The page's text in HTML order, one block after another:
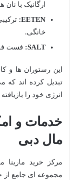
ارگانیک با نان
EETEN:
خانگی.
SALT:
فست
این رستوران ها و
تبدیل کرده اند که
انرژی خود را
خدمات و
مال دبی
مرکز خرید مارینا
مجموعه ای جامع از